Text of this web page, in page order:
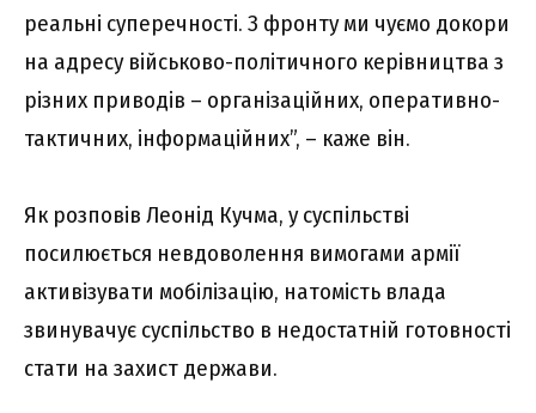
реальні суперечності. З фронту ми чуємо докори
на адресу військово-політичного керівництва з
різних приводів – організаційних, оперативно-
тактичних, інформаційних”, – каже він.
Як розповів Леонід Кучма, у суспільстві
посилюється невдоволення вимогами армії
активізувати мобілізацію, натомість влада
звинувачує суспільство в недостатній готовності
стати на захист держави.